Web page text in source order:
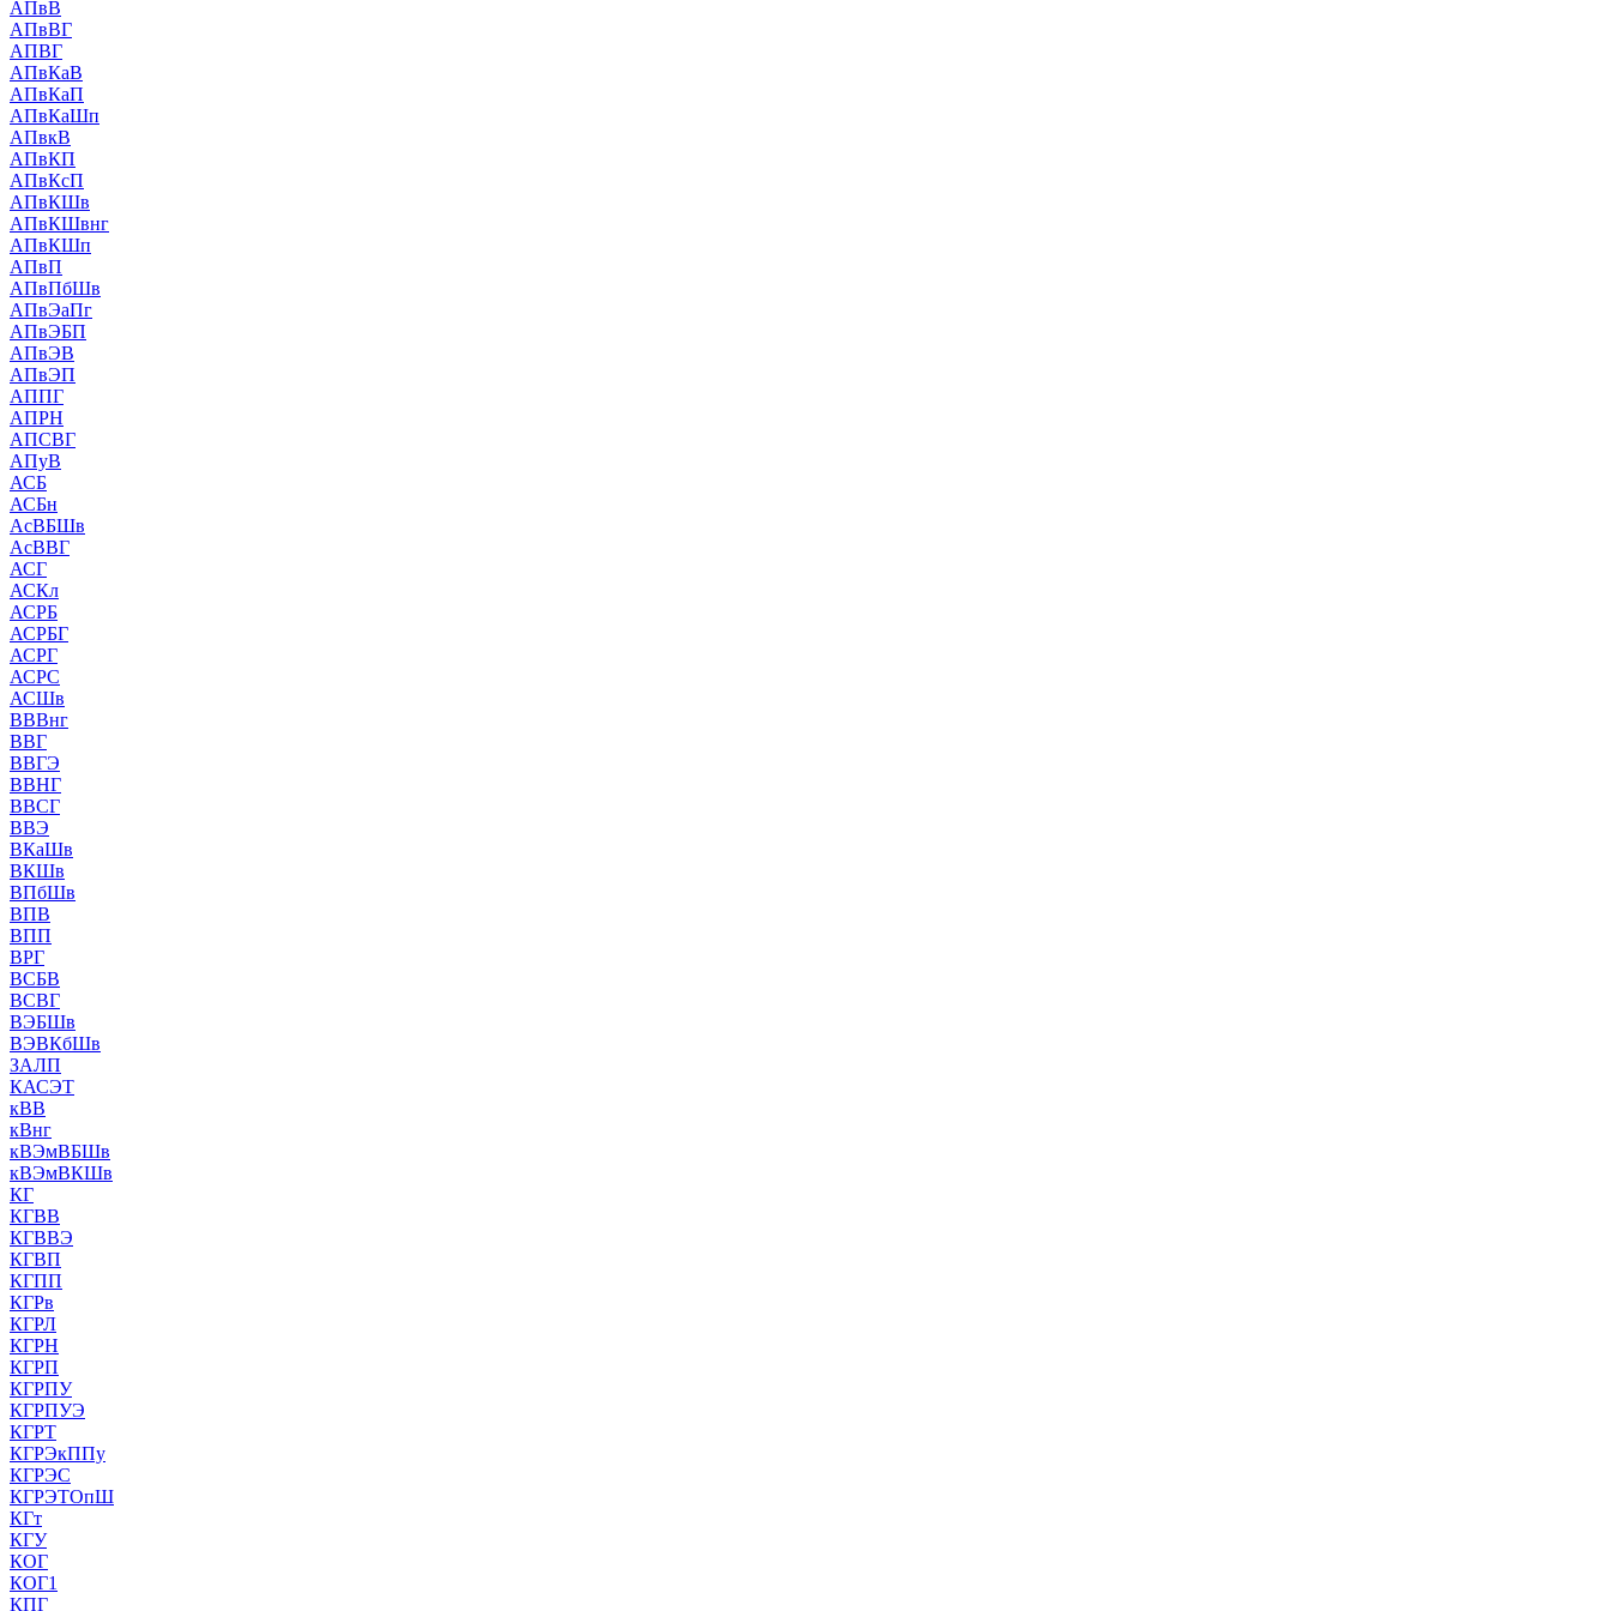
АПвВ
АПвВГ
АПВГ
АПвКаВ
АПвКаП
АПвКаШп
АПвкВ
АПвКП
АПвКсП
АПвКШв
АПвКШвнг
АПвКШп
АПвП
АПвПбШв
АПвЭаПг
АПвЭБП
АПвЭВ
АПвЭП
АППГ
АПРН
АПСВГ
АПуВ
АСБ
АСБн
АсВБШв
АсВВГ
АСГ
АСКл
АСРБ
АСРБГ
АСРГ
АСРС
АСШв
ВВВнг
ВВГ
ВВГЭ
ВВНГ
ВВСГ
ВВЭ
ВКаШв
ВКШв
ВПбШв
ВПВ
ВПП
ВРГ
ВСБВ
ВСВГ
ВЭБШв
ВЭВКбШв
ЗАЛП
КАСЭТ
кВВ
кВнг
кВЭмВБШв
кВЭмВКШв
КГ
КГВВ
КГВВЭ
КГВП
КГПП
КГРв
КГРЛ
КГРН
КГРП
КГРПУ
КГРПУЭ
КГРТ
КГРЭкППу
КГРЭС
КГРЭТОпШ
КГт
КГУ
КОГ
КОГ1
КПГ